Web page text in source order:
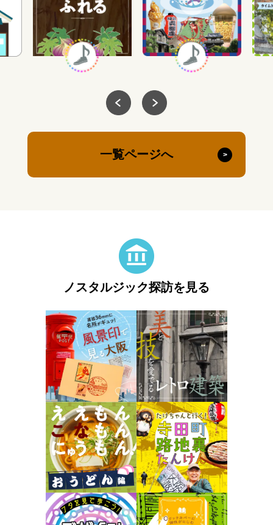
一覧ページへ
ノスタルジック探訪を見る